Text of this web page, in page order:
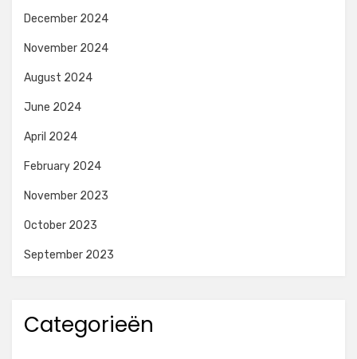
December 2024
November 2024
August 2024
June 2024
April 2024
February 2024
November 2023
October 2023
September 2023
Categorieën